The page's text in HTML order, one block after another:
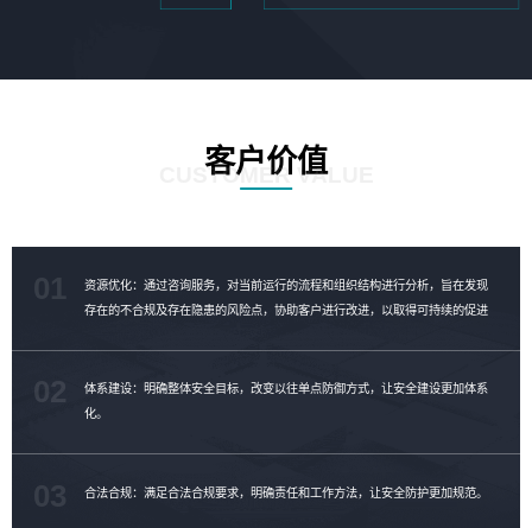
客户价值
CUSTOMER VALUE
资源优化：通过咨询服务，对当前运行的流程和组织结构进行分析，旨在发现
存在的不合规及存在隐患的风险点，协助客户进行改进，以取得可持续的促进
体系建设：明确整体安全目标，改变以往单点防御方式，让安全建设更加体系
化。
02
合法合规：满足合法合规要求，明确责任和工作方法，让安全防护更加规范。
03